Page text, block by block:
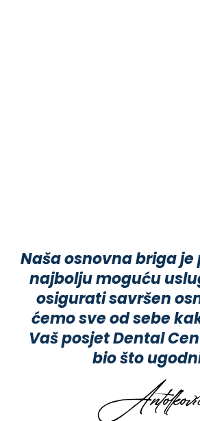
Naša osnovna briga
najbolju moguću
osigurati savršen
ćemo sve od sebe
Vaš posjet Dental
bio što